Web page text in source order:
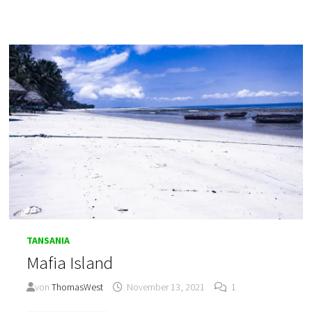
TANSANIA
Mafia Island
vonThomasWest November 13, 2021 1